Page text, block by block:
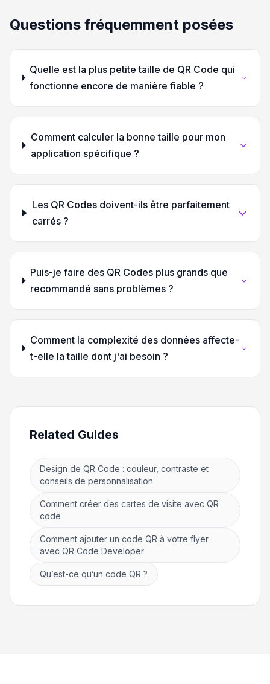
Questions fréquemment posées
Quelle est la plus petite taille de QR Code qui
fonctionne encore de manière fiable ?
Comment calculer la bonne taille pour mon
application spécifique ?
Les QR Codes doivent-ils être parfaitement
carrés ?
Puis-je faire des QR Codes plus grands que
recommandé sans problèmes ?
Comment la complexité des données affecte-
t-elle la taille dont j'ai besoin ?
Related Guides
Design de QR Code : couleur, contraste et
conseils de personnalisation
Comment créer des cartes de visite avec QR
code
Comment ajouter un code QR à votre flyer
avec QR Code Developer
Qu’est-ce qu’un code QR ?